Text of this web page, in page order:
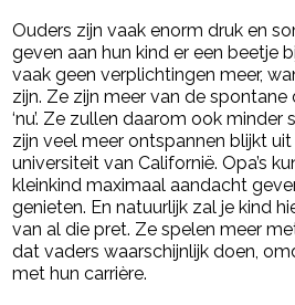
Ouders zijn vaak enorm druk en
geven aan hun kind er een beetje
vaak geen verplichtingen meer,
zijn. Ze zijn meer van de spontane
‘nu’. Ze zullen daarom ook minder
zijn veel meer ontspannen blijkt
universiteit van Californië. Opa’s
kleinkind maximaal aandacht
genieten. En natuurlijk zal je kind
van al die pret. Ze spelen meer
dat vaders waarschijnlijk doen,
met hun carrière.